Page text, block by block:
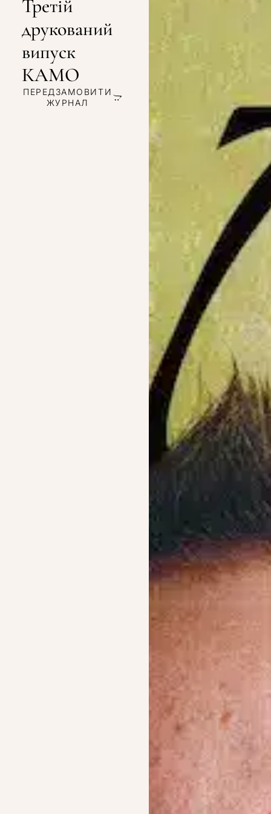
Третій
друкований
випуск
КАМО
ПЕРЕДЗАМОВИТИ
ЖУРНАЛ